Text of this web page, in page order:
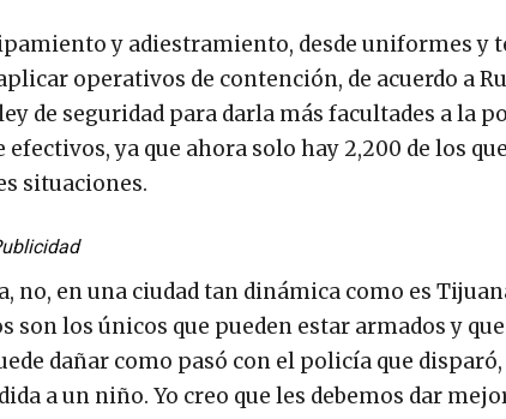
y adiestramiento, desde uniformes y
operativos de contención, de acuerdo a
de seguridad para darla más facultades a la
ya que ahora solo hay 2,200 de los
situaciones.
no, en una ciudad tan dinámica como es
los únicos que pueden estar armados y
dañar como pasó con el policía que
a un niño. Yo creo que les debemos dar